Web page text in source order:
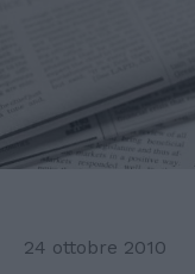
24 ottobre 2010